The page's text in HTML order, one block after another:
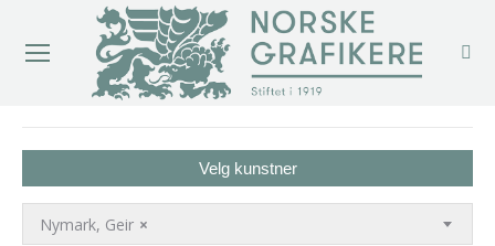
Velg kunstner
×
Nymark, Geir